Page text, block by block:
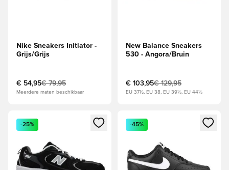
Nike Sneakers Initiator -
Grijs/Grijs
€ 54,95€ 79,95
Meerdere maten beschikbaar
New Balance Sneakers
530 - Angora/Bruin
€ 103,95€ 129,95
EU 37½, EU 38, EU 39½, EU 44½
Opent een venster om in te loggen of je aan te melden als
-25%
Opent een venster om in te
-45%